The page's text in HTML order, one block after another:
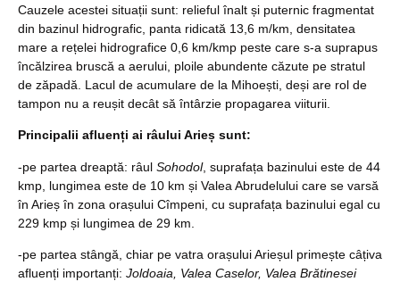
Cauzele acestei situații sunt: relieful înalt și puternic fragmentat
din bazinul hidrografic, panta ridicată 13,6 m/km, densitatea
mare a rețelei hidrografice 0,6 km/kmp peste care s-a suprapus
încălzirea bruscă a aerului, ploile abundente căzute pe stratul
de zăpadă. Lacul de acumulare de la Mihoești, deși are rol de
tampon nu a reușit decât să întârzie propagarea viiturii.
Principalii afluenți ai râului Arieș sunt:
-pe partea dreaptă: râul Sohodol, suprafața bazinului este de 44
kmp, lungimea este de 10 km și Valea Abrudelului care se varsă
în Arieș în zona orașului Cîmpeni, cu suprafața bazinului egal cu
229 kmp și lungimea de 29 km.
-pe partea stângă, chiar pe vatra orașului Arieșul primește câțiva
afluenți importanți: Joldoaia, Valea Caselor, Valea Brătinesei